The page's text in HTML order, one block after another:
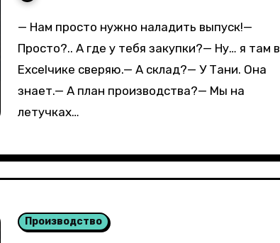
— Нам просто нужно наладить выпуск!—
Просто?.. А где у тебя закупки?— Ну… я там в
Excelчике сверяю.— А склад?— У Тани. Она
знает.— А план производства?— Мы на
летучках…
Производство